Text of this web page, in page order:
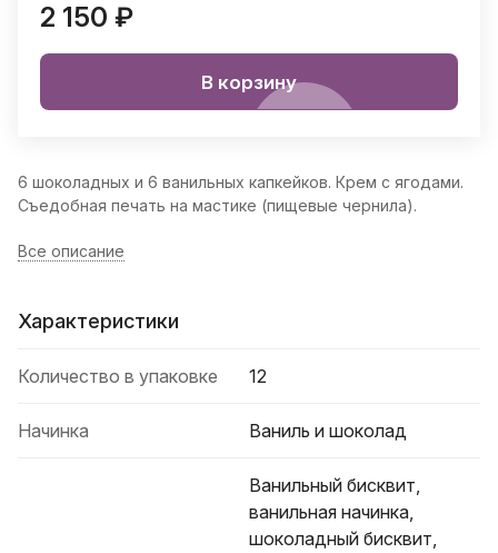
2 150 ₽
В корзину
6 шоколадных и 6 ванильных капкейков. Крем с ягодами.
Съедобная печать на мастике (пищевые чернила).
Все описание
Характеристики
Количество в упаковке 12
Начинка Ваниль и шоколад
Ванильный бисквит,
ванильная начинка,
шоколадный бисквит,